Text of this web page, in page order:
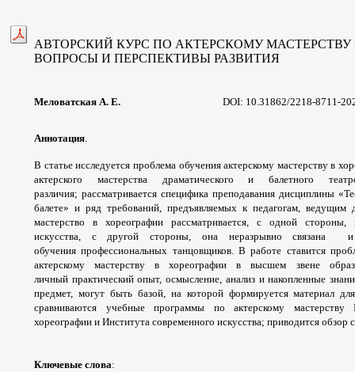
АВТОРСКИЙ КУРС ПО АКТЕРСКОМУМАСТЕРСТВУ
ВОПРОСЫ И ПЕРСПЕКТИВЫ РАЗВИТИЯ
Меловатская А. Е. DOI: 10.31862/2218-8711-
Аннотация.
В статье исследуется проблема обучения актерскому мастерству в
актерского мастерства драматического и балетного
различия; рассматривается специфика преподавания дисциплины
балете» и ряд требований, предъявляемых к педагогам,
мастерство в хореографии рассматривается, с одной
искусства, с другой стороны, она неразрывно связана
обученияпрофессиональных танцовщиков.В работе ставится
актерскому мастерствув хореографии в высшем звене
личный практический опыт, осмысление, анализ инакопленные
предмет, могут быть базой, на которой формируется материал
сравниваются учебные программы по актерскому
хореографии и Института современного искусства; приводится обзор
Ключевые слова: